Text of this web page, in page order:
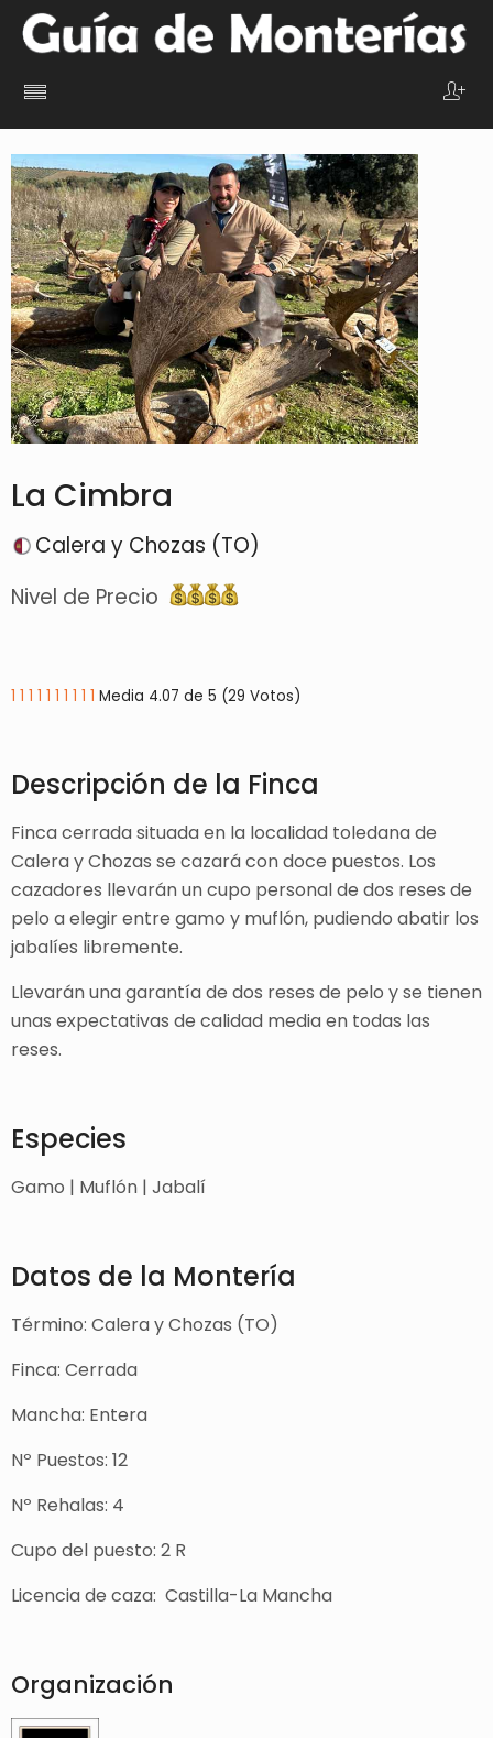
La Cimbra
Calera y Chozas (TO)
Nivel de Precio
1 1 1 1 1 1 1 1 1 1 Media 4.07 de 5 (29 Votos)
Descripción de la Finca
Finca cerrada situada en la localidad toledana de
Calera y Chozas se cazará con doce puestos. Los
cazadores llevarán un cupo personal de dos reses de
pelo a elegir entre gamo y muflón, pudiendo abatir los
jabalíes libremente.
Llevarán una garantía de dos reses de pelo y se tienen
unas expectativas de calidad media en todas las
reses.
Especies
Gamo | Muflón | Jabalí
Datos de la Montería
Término: Calera y Chozas (TO)
Finca: Cerrada
Mancha: Entera
Nº Puestos: 12
Nº Rehalas: 4
Cupo del puesto: 2 R
Licencia de caza: Castilla-La Mancha
Organización